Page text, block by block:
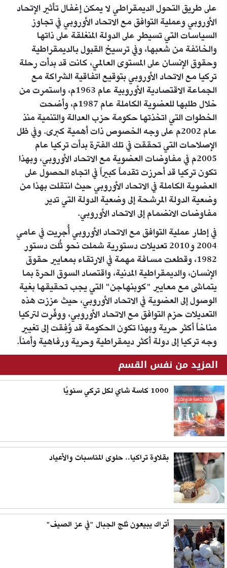
على طريق التحول الديمقراطي لا يمكن إغفال تأثير الإتحاد
الأوروبي وعملية التوافق مع الاتحاد الأوروبي في تجاوز
السياسات التي تسيطر على الدولة المنغلقة على ذاتها
والخائفة من شعبها، وفي ترسيخ القبول بالديمقراطية
وحقوق الإنسان على المستوى العالمي، كانت قد بدأت رحلة
تركيا مع الاتحاد الأوروبي بتوقيع اتفاقية الشراكة مع
الجماعة الاقتصادية الأوروبية عام 1963م، واستمرت من
خلال طلبها للعضوية الكاملة عام 1987م، وأضحت
الخطوات التي اتخذتها حكومة حزب العدالة والتنمية منذ
عام 2002م على وجه الخصوص ذات أهمية كبرى. وفي ظل
الإصلاحات التي تحققت في تلك الفترة بدأت تركيا عام
2005م في مفاوضات العضوية مع الاتحاد الأوروبي، وبهذا
تكون تركيا قد أحرزت تقدماً كبيراً في اتجاه الحصول على
العضوية الكاملة في الاتحاد الأوروبي حيث انتقلت بهذا من
وضعية الدولة المرشحة إلى وضعية الدولة التي تدير
مفاوضات الانضمام إلى الاتحاد الأوروبي.
في إطار عملية التوافق مع الاتحاد الأوروبي أُجريت في عامي
2004 و2010 تعديلات دستورية شملت نحو ثُلت دستور
1982، وقطعت مسافة مهمة في الارتقاء بمعايير حقوق
الإنسان، والديمقراطية المدنية، واقتصاد السوق الحرة بما
يتماشى مع معايير "كوبنهاجن" التي يجب تحقيقها بغية
الوصول إلى العضوية في الاتحاد الأوروبي، حيث عززت هذه
التعديلات حزم التوافق مع الاتحاد الأوروبي، ووفّرت لتركيا
مناخاً أكثر حرية وبهذا تكون الحكومة قد وُفِقت إلى تغيير
وجه تركيا إلى دولة أكثر ديمقراطية وحرية ورفاهية وأمناً.
المزيد من نفس القسم
1000 كاسة شاي لكل تركي سنويًا
بقلاوة تراكيا.. حلوى المناسبات والأعياد
أتراك يبيعون ثلج الجبال "في عز الصيف"